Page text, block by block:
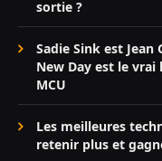
sortie ?
Sadie Sink est
New Day est le vrai
MCU
Les meilleures
retenir plus et